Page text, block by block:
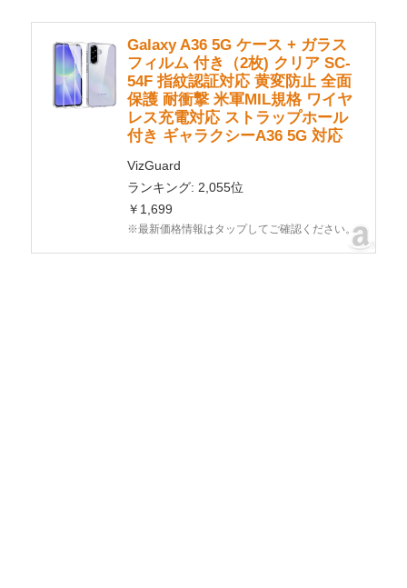
Galaxy A36 5G ケース + ガラス
フィルム 付き（2枚) クリア SC-
54F 指紋認証対応 黄変防止 全面
保護 耐衝撃 米軍MIL規格 ワイヤ
レス充電対応 ストラップホール
付き ギャラクシーA36 5G 対応
VizGuard
ランキング: 2,055位
￥1,699
※最新価格情報はタップしてご確認ください。